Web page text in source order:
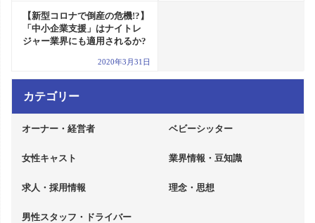
【新型コロナで倒産の危機!?】
「中小企業支援」はナイトレ
ジャー業界にも適用されるか?
2020年3月31日
カテゴリー
オーナー・経営者 ベビーシッター
女性キャスト 業界情報・豆知識
求人・採用情報 理念・思想
男性スタッフ・ドライバー